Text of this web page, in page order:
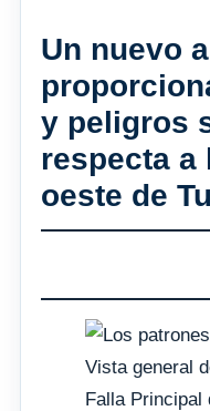
Un nuevo
y peligros
respecta a
oeste de
Vista general
Falla Principal